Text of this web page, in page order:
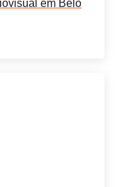
em Belo